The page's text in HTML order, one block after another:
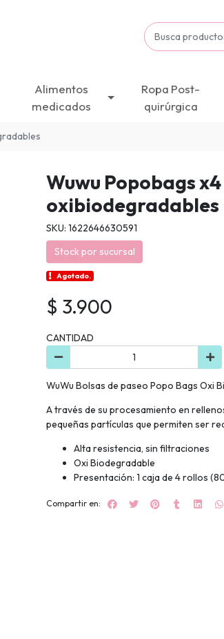
Alimentos
medicados
Ropa Post-
quirúrgica
Wuwu Popobags
oxibiodegradables
SKU: 1622646630591
Stock por sucursal
Agotado.
$ 3.900
CANTIDAD
WuWu Bolsas de paseo Popo Bags Oxi
A través de su procesamiento en
pequeñas partículas que permiten ser
Alta resistencia, sin filtraciones
Oxi Biodegradable
Presentación: 1 caja de 4 rollos
Compartir en: